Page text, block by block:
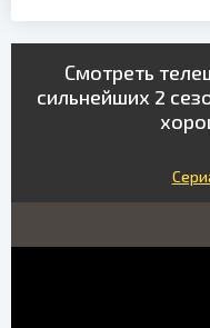
Смотреть
сильнейших 2